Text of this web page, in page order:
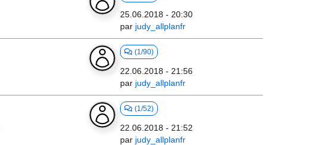
25.06.2018 - 20:30
par judy_allplanfr
(1/90)
22.06.2018 - 21:56
par judy_allplanfr
(1/52)
22.06.2018 - 21:52
par judy_allplanfr